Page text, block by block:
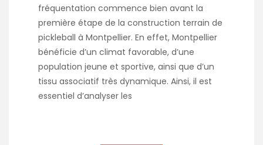
fréquentation commence bien avant la
première étape de la construction terrain de
pickleball à Montpellier. En effet, Montpellier
bénéficie d’un climat favorable, d’une
population jeune et sportive, ainsi que d’un
tissu associatif très dynamique. Ainsi, il est
essentiel d’analyser les